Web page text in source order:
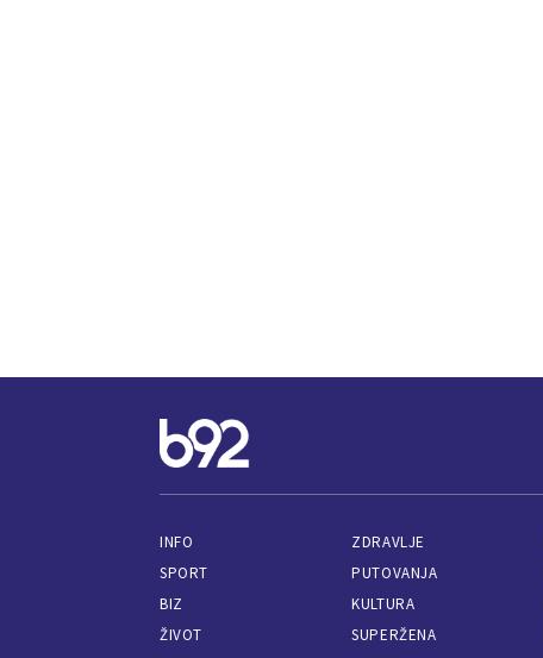
INFO
SPORT
BIZ
ŽIVOT
ZDRAVLJE
PUTOVANJA
KULTURA
SUPERŽENA